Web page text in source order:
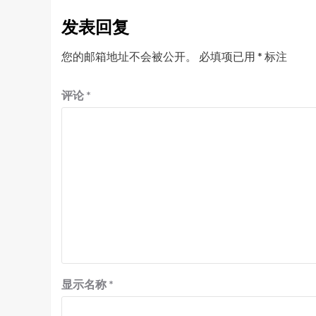
发表回复
您的邮箱地址不会被公开。 必填项已用 * 标注
评论 *
显示名称 *